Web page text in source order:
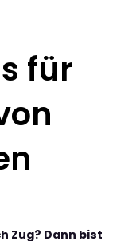
für
Zug? Dann bist